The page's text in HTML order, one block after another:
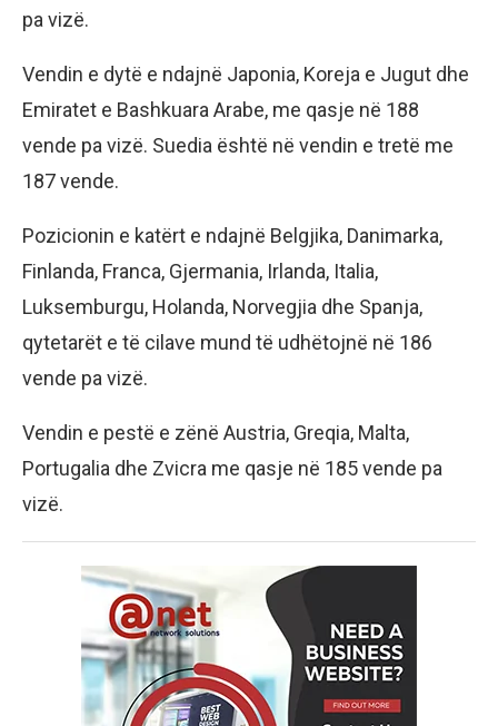
pa vizë.
Vendin e dytë e ndajnë Japonia, Koreja e Jugut dhe
Emiratet e Bashkuara Arabe, me qasje në 188
vende pa vizë. Suedia është në vendin e tretë me
187 vende.
Pozicionin e katërt e ndajnë Belgjika, Danimarka,
Finlanda, Franca, Gjermania, Irlanda, Italia,
Luksemburgu, Holanda, Norvegjia dhe Spanja,
qytetarët e të cilave mund të udhëtojnë në 186
vende pa vizë.
Vendin e pestë e zënë Austria, Greqia, Malta,
Portugalia dhe Zvicra me qasje në 185 vende pa
vizë.